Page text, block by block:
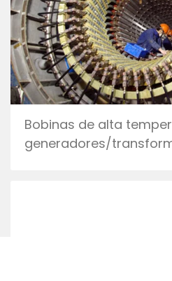
Bobinas de alta
generadores/